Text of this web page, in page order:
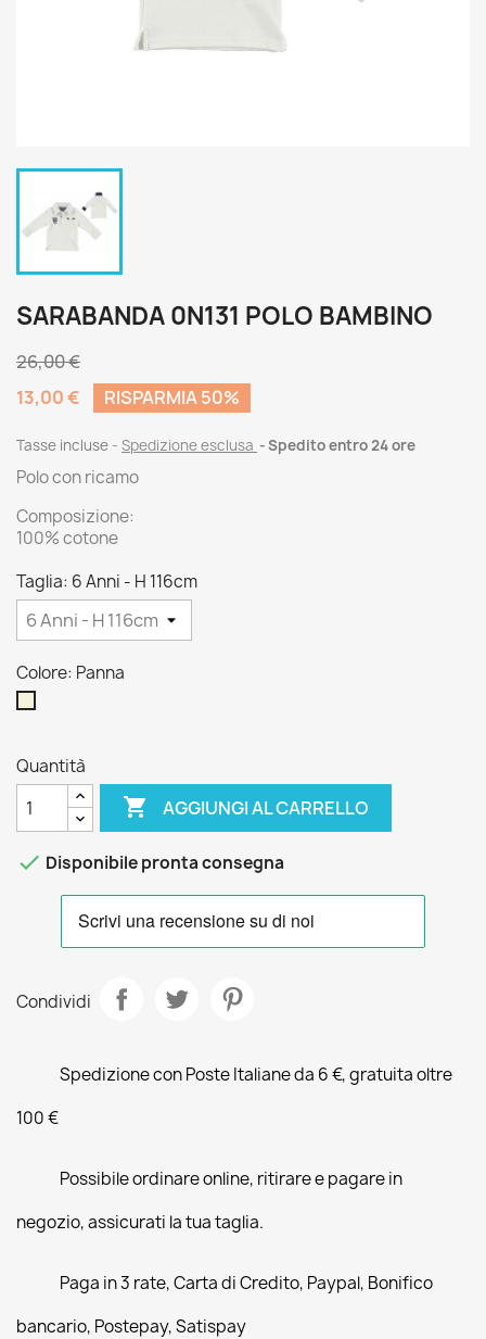
SARABANDA 0N131 POLO BAMBINO
26,00 €
13,00 €
RISPARMIA 50%
Tasse incluse Spedizione esclusa Spedito entro 24 ore
Polo con ricamo
Composizione:
100% cotone
Taglia: 6 Anni - H 116cm
Colore: Panna
Quantità
 AGGIUNGI AL CARRELLO
 Disponibile pronta consegna
Condividi
Spedizione con Poste Italiane da 6 €, gratuita oltre
100 €
Possibile ordinare online, ritirare e pagare in
negozio, assicurati la tua taglia.
Paga in 3 rate, Carta di Credito, Paypal, Bonifico
bancario, Postepay, Satispay